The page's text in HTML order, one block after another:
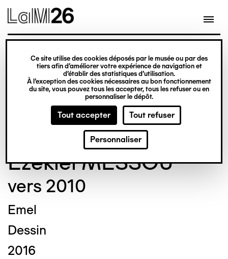
Gestion des cookies
Ce site utilise des cookies déposés par le musée ou par des
tiers afin d’améliorer votre expérience de navigation et
d’établir des statistiques d’utilisation.
À l’exception des cookies nécessaires au bon fonctionnement
du site, vous pouvez tous les accepter, tous les refuser ou en
personnaliser le dépôt.
Tout accepter Tout refuser
Personnaliser
contenu
© Crédit photo : Nicolas Dewitte/LaM Lille
métropole musée d’art moderne d’art
contemporain et d’art brut
Ezekiel MESSOU
vers 2010
Emel
Dessin
2016